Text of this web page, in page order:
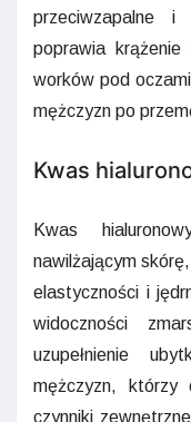
przeciwzapalne i
poprawia
worków pod
mężczyzn po
Kwas
Kwas
nawilżającym
elastyczności i
widoczności
uzupełnienie
mężczyzn, którzy
czynniki